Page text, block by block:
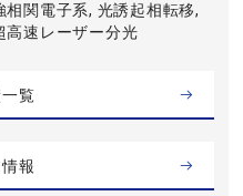
相関電子系, 光誘起相転移,
高速レーザー分光
覧
報